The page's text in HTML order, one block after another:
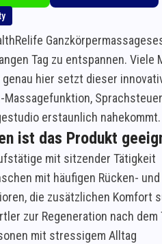
Tag zu entspannen.
genau hier setzt dieser
Massagefunktion,
erstaunlich nahekommt.
ist das Produkt
mit sitzender Tätigkeit
mit häufigen Rücken-
die zusätzlichen Komfort
zur Regeneration nach dem
mit stressigem Alltag